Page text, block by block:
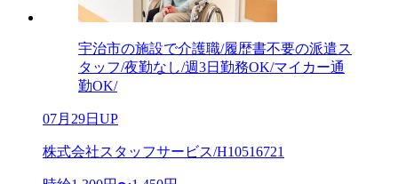
宇治市の施設で介護職/履歴書不要の派遣ス
タッフ/夜勤なし/週3日勤務OK/マイカー通
勤OK/
07月29日UP
株式会社スタッフサービス/H10516721